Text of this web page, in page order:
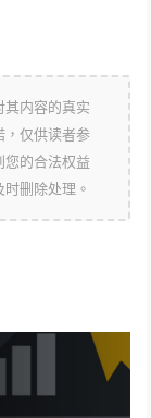
其内容的真实
，仅供读者参
您的合法权益
删除处理。